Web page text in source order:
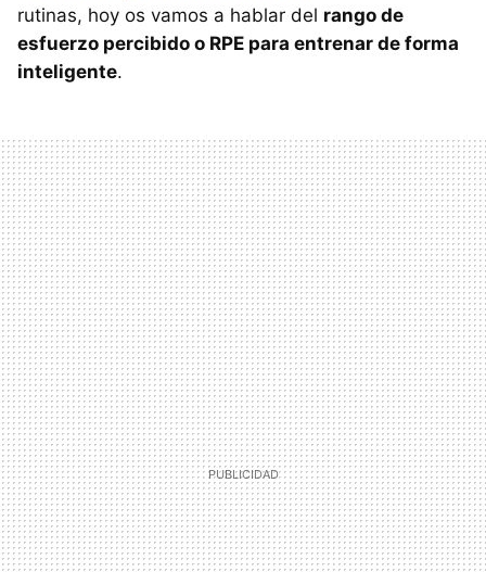
rutinas, hoy os vamos a hablar del rango de
esfuerzo percibido o RPE para entrenar de forma
inteligente.